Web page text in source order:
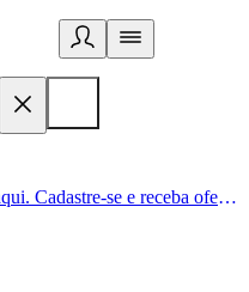
Um estilo de vida saudável começa aqui. Cadastre-se e receba ofertas exclusivas.